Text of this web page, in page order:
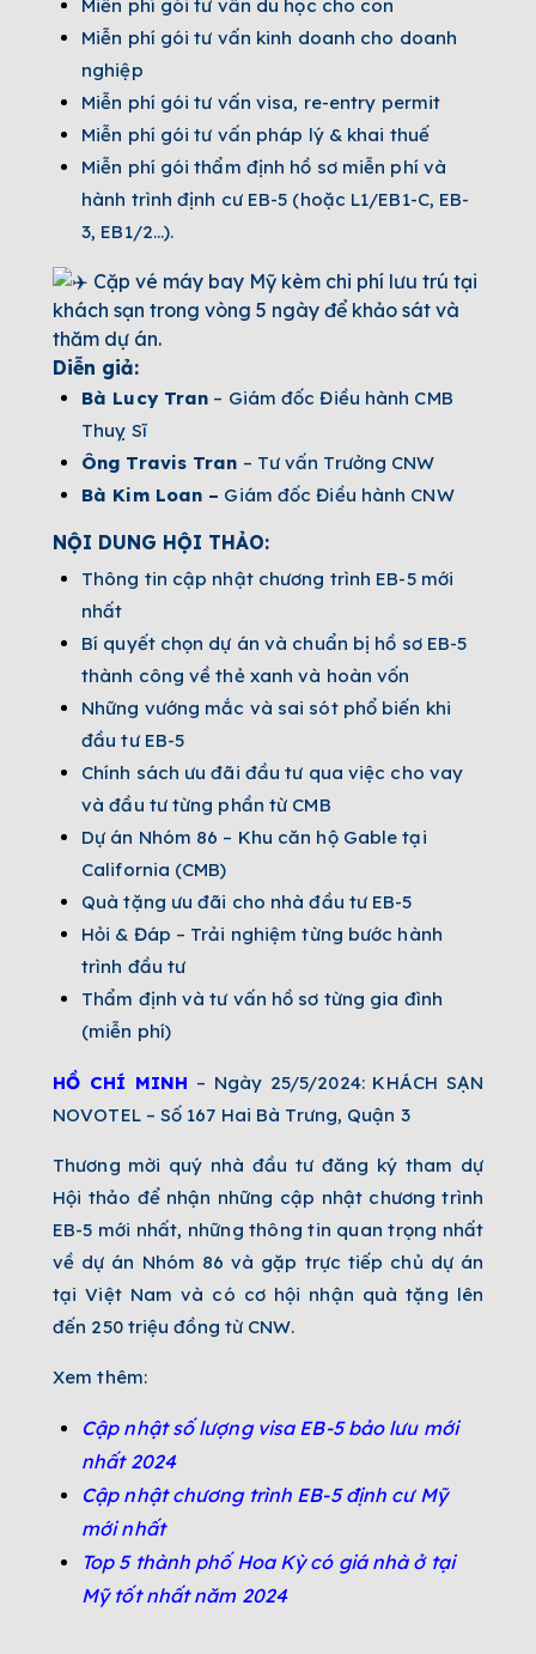
Miễn phí gói tư vấn du học cho con
Miễn phí gói tư vấn kinh doanh cho doanh
nghiệp
Miễn phí gói tư vấn visa, re-entry permit
Miễn phí gói tư vấn pháp lý & khai thuế
Miễn phí gói thẩm định hồ sơ miễn phí và
hành trình định cư EB-5 (hoặc L1/EB1-C, EB-
3, EB1/2…).
Cặp vé máy bay Mỹ kèm chi phí lưu trú tại
khách sạn trong vòng 5 ngày để khảo sát và
thăm dự án.
Diễn giả:
Bà Lucy Tran – Giám đốc Điều hành CMB
Thuỵ Sĩ
Ông Travis Tran – Tư vấn Trưởng CNW
Bà Kim Loan – Giám đốc Điều hành CNW
NỘI DUNG HỘI THẢO:
Thông tin cập nhật chương trình EB-5 mới
nhất
Bí quyết chọn dự án và chuẩn bị hồ sơ EB-5
thành công về thẻ xanh và hoàn vốn
Những vướng mắc và sai sót phổ biến khi
đầu tư EB-5
Chính sách ưu đãi đầu tư qua việc cho vay
và đầu tư từng phần từ CMB
Dự án Nhóm 86 – Khu căn hộ Gable tại
California (CMB)
Quà tặng ưu đãi cho nhà đầu tư EB-5
Hỏi & Đáp – Trải nghiệm từng bước hành
trình đầu tư
Thẩm định và tư vấn hồ sơ từng gia đình
(miễn phí)
HỒ CHÍ MINH – Ngày 25/5/2024: KHÁCH SẠN
NOVOTEL – Số 167 Hai Bà Trưng, Quận 3
Thương mời quý nhà đầu tư đăng ký tham dự
Hội thảo để nhận những cập nhật chương trình
EB-5 mới nhất, những thông tin quan trọng nhất
về dự án Nhóm 86 và gặp trực tiếp chủ dự án
tại Việt Nam và có cơ hội nhận quà tặng lên
đến 250 triệu đồng từ CNW.
Xem thêm:
Cập nhật số lượng visa EB-5 bảo lưu mới
nhất 2024
Cập nhật chương trình EB-5 định cư Mỹ
mới nhất
Top 5 thành phố Hoa Kỳ có giá nhà ở tại
Mỹ tốt nhất năm 2024